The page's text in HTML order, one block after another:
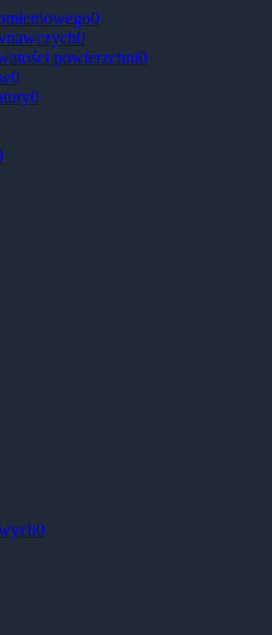
0
0
powierzchni0
0
0
0